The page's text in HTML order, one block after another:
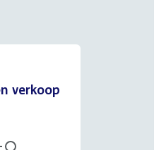
verkoop